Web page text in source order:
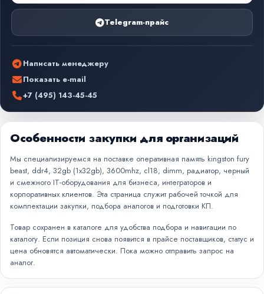
Telegram-прайс
Написать менеджеру
Показать e-mail
+7 (495) 143-45-45
Особенности закупки для организаций
Мы специализируемся на поставке оперативная память kingston fury
beast, ddr4, 32gb (1x32gb), 3600mhz, cl18, dimm, радиатор, черный
и смежного IT-оборудования для бизнеса, интеграторов и
корпоративных клиентов. Эта страница служит рабочей точкой для
комплектации закупки, подбора аналогов и подготовки КП.
Товар сохранен в каталоге для удобства подбора и навигации по
каталогу. Если позиция снова появится в прайсе поставщиков, статус и
цена обновятся автоматически. Пока можно отправить запрос на
аналог.